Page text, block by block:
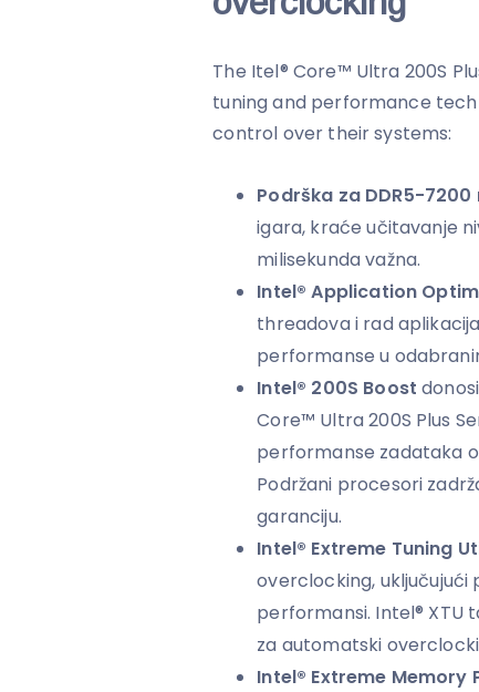
The Itel® Core™ Ultra 200S
tuning and performance
control over their systems:
Podrška za DDR5-
igara, kraće učitavanje
milisekunda važna.
Intel® Application
threadova i rad
performanse u
Intel® 200S Boost
Core™ Ultra 200S Plus
performanse zadataka
Podržani procesori
garanciju.
Intel® Extreme Tuning
overclocking, uključujući
performansi. Intel® XTU
za automatski
Intel® Extreme Memory